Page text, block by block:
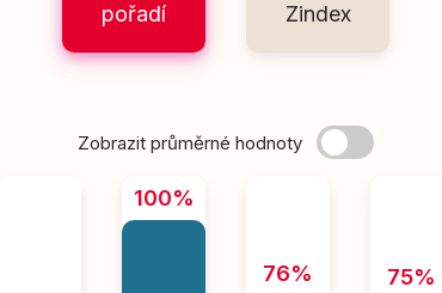
pořadí Zindex
Zobrazit průměrné hodnoty
100%
76% 75%